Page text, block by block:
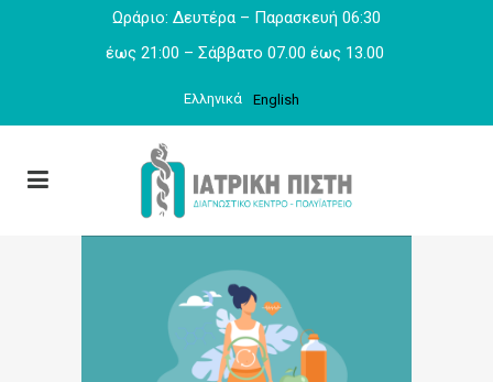
Ωράριο: Δευτέρα – Παρασκευή 06:30
έως 21:00 – Σάββατο 07.00 έως 13.00
Ελληνικά English